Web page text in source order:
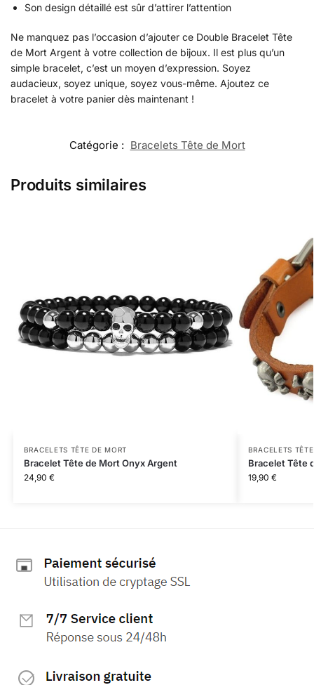
Son design détaillé est sûr d’attirer l’attention
Ne manquez pas l’occasion d’ajouter ce Double Bracelet Tête
de Mort Argent à votre collection de bijoux. Il est plus qu’un
simple bracelet, c’est un moyen d’expression. Soyez
audacieux, soyez unique, soyez vous-même. Ajoutez ce
bracelet à votre panier dès maintenant !
Catégorie : Bracelets Tête de Mort
Produits similaires
BRACELETS TÊTE DE MORT
Bracelet Tête de Mort Onyx Argent
24,90 €
BRACELETS
Bracelet Tête
19,90 €